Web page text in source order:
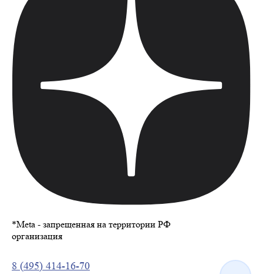
*Meta - запрещенная на территории РФ
организация
8 (495) 414-16-70